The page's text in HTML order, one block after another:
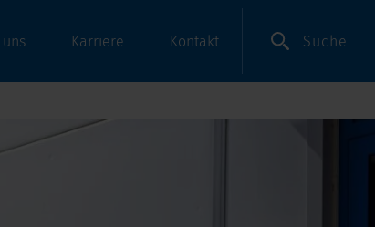
Karriere Kontakt Suche